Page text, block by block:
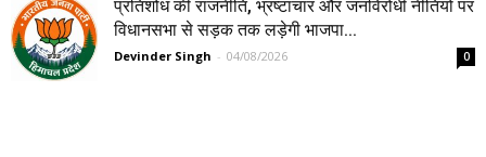
प्रतिशोध की राजनीति, भ्रष्टाचार और जनविरोधी नीतियों पर
विधानसभा से सड़क तक लड़ेगी भाजपा...
Devinder Singh - 04/08/2026 0